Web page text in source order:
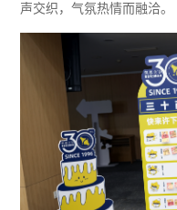
声交织，气氛热情而融洽。